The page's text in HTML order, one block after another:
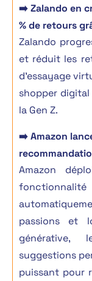
➡️ Zalando en
% de retours
Zalando
et réduit les
d’essayage
shopper
la Gen Z.
➡️ Amazon
Amazon
passions et
générative,
suggestions
puissant pour